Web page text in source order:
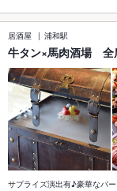
居酒屋 浦和駅
牛タン×馬肉酒場 全
サプライズ演出有♪豪華なバ